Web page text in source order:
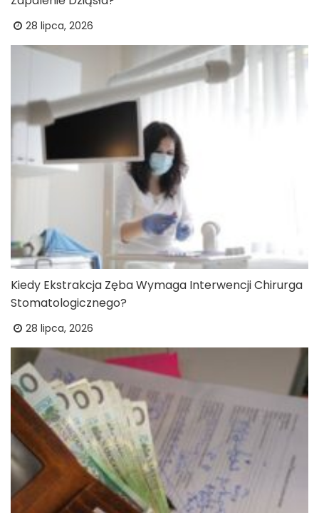
28 lipca, 2026
Kiedy Ekstrakcja Zęba Wymaga Interwencji Chirurga
Stomatologicznego?
28 lipca, 2026